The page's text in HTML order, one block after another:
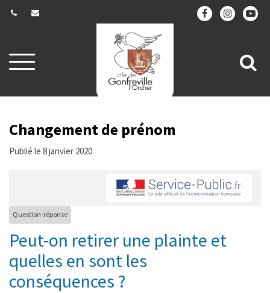
Aller
à
navigation
à
Changement de prénom
Publié le 8 janvier 2020
Question-réponse
Peut-on retirer une plainte et
quelles en sont les
conséquences ?